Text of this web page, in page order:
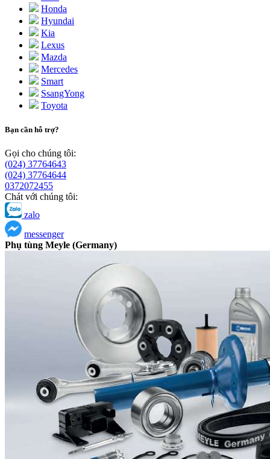
Honda
Hyundai
Kia
Lexus
Mazda
Mercedes
Smart
SsangYong
Toyota
Bạn cần hỗ trợ?
Gọi cho chúng tôi:
(024) 37764643
(024) 37764644
0372072455
Chát với chúng tôi:
zalo
messenger
Phụ tùng Meyle (Germany)